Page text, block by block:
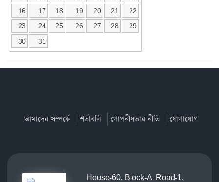
16
17 18 19 20 21
22
23
24 25 26 27 28
29
30
31
আমাদের সম্পর্কে শর্তাবলি গোপনীয়তার নীতি যোগাযোগ
House-60, Block-A, Road-1,